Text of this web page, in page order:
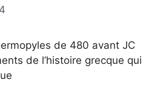
de 480 avant JC
de l’histoire grecque qui